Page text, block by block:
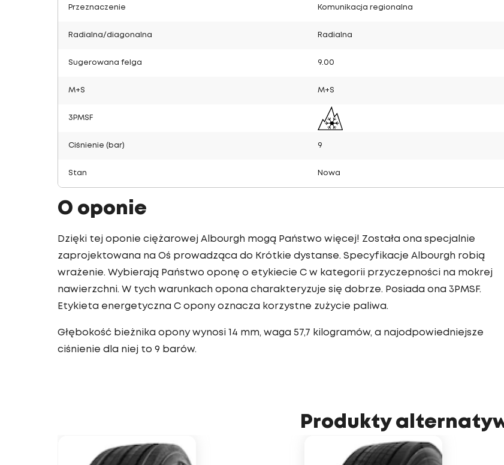
Przeznaczenie Komunikacja regionalna
Radialna/diagonalna Radialna
Sugerowana felga 9.00
M+S M+S
3PMSF
Ciśnienie (bar) 9
Stan Nowa
O oponie
Dzięki tej oponie ciężarowej Albourgh mogą Państwo więcej! Została ona specjalnie
zaprojektowana na Oś prowadząca do Krótkie dystanse. Specyfikacje Albourgh robią
wrażenie. Wybierają Państwo oponę o etykiecie C w kategorii przyczepności na mokrej
nawierzchni. W tych warunkach opona charakteryzuje się dobrze. Posiada ona 3PMSF.
Etykieta energetyczna C opony oznacza korzystne zużycie paliwa.
Głębokość bieżnika opony wynosi 14 mm, waga 57,7 kilogramów, a najodpowiedniejsze
ciśnienie dla niej to 9 barów.
Produkty